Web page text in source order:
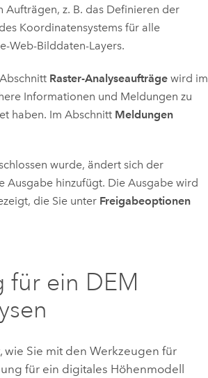
z. B. das Definieren der
Koordinatensystems für alle
Web-Bilddaten-Layers.
Raster-Analyseaufträge wird im
Informationen und Meldungen zu
haben. Im Abschnitt Meldungen
wurde, ändert sich der
Ausgabe hinzufügt. Die Ausgabe wird
die Sie unter Freigabeoptionen
für ein DEM
Sie mit den Werkzeugen für
für ein digitales Höhenmodell